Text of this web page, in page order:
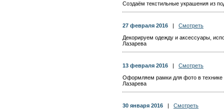
Создаём текстильные украшения из
27 февраля 2016
Смотреть
Декорируем одежду и аксессуары,
Лазарева
13 февраля 2016
Смотреть
Оформляем рамки для фото в технике
Лазарева
30 января 2016
Смотреть